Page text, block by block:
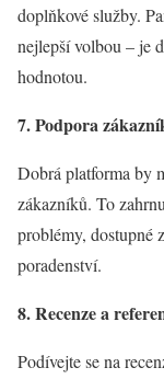
doplňkové služby.
nejlepší volbou – je
hodnotou.
7. Podpora
Dobrá platforma by
zákazníků. To
problémy, dostupné
poradenství.
8. Recenze a
Podívejte se na